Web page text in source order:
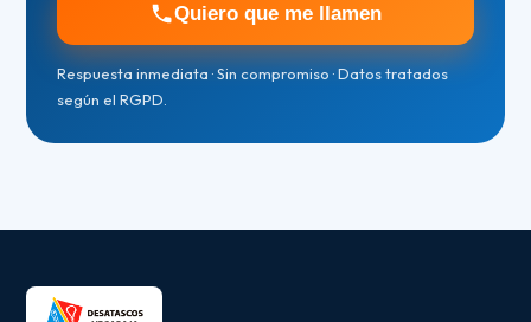
Quiero que me llamen
Respuesta inmediata · Sin compromiso · Datos tratados
según el RGPD.